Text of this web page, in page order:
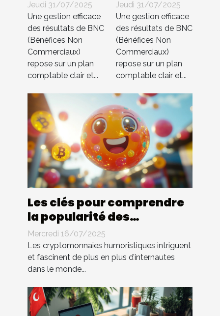
pour BNC ?
Compta 4
You
s’occupe de
tout !
Jeudi 31/07/2025
Une gestion efficace
des résultats de BNC
(Bénéfices Non
Commerciaux)
repose sur un plan
comptable clair et...
pour BNC ?
Compta 4
You
s’occupe de
tout !
Jeudi 31/07/2025
Une gestion efficace
des résultats de BNC
(Bénéfices Non
Commerciaux)
repose sur un plan
comptable clair et...
Les clés pour comprendre
la popularité des
cryptomonnaies
humoristiques
Mercredi 16/07/2025
Les cryptomonnaies humoristiques intriguent
et fascinent de plus en plus d’internautes
dans le monde...